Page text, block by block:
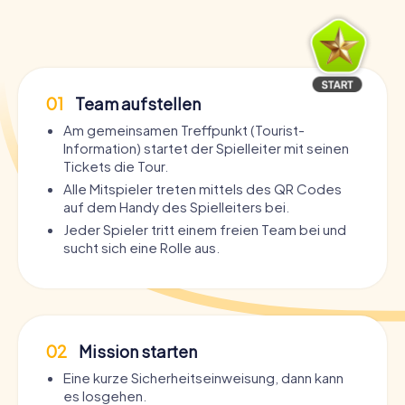
01 Team aufstellen
Am gemeinsamen Treffpunkt (Tourist-
Information) startet der Spielleiter mit seinen
Tickets die Tour.
Alle Mitspieler treten mittels des QR Codes
auf dem Handy des Spielleiters bei.
Jeder Spieler tritt einem freien Team bei und
sucht sich eine Rolle aus.
02 Mission starten
Eine kurze Sicherheitseinweisung, dann kann
es losgehen.